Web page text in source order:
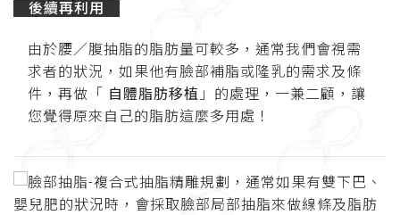
後續再利用
由於腰／腹抽脂的脂肪量可較多，通常我們會視需
求者的狀況，如果他有臉部補脂或隆乳的需求及條
件，再做「
自體脂肪移植 」的處理，一兼二顧，讓
您覺得原來自己的脂肪這麼多用處！